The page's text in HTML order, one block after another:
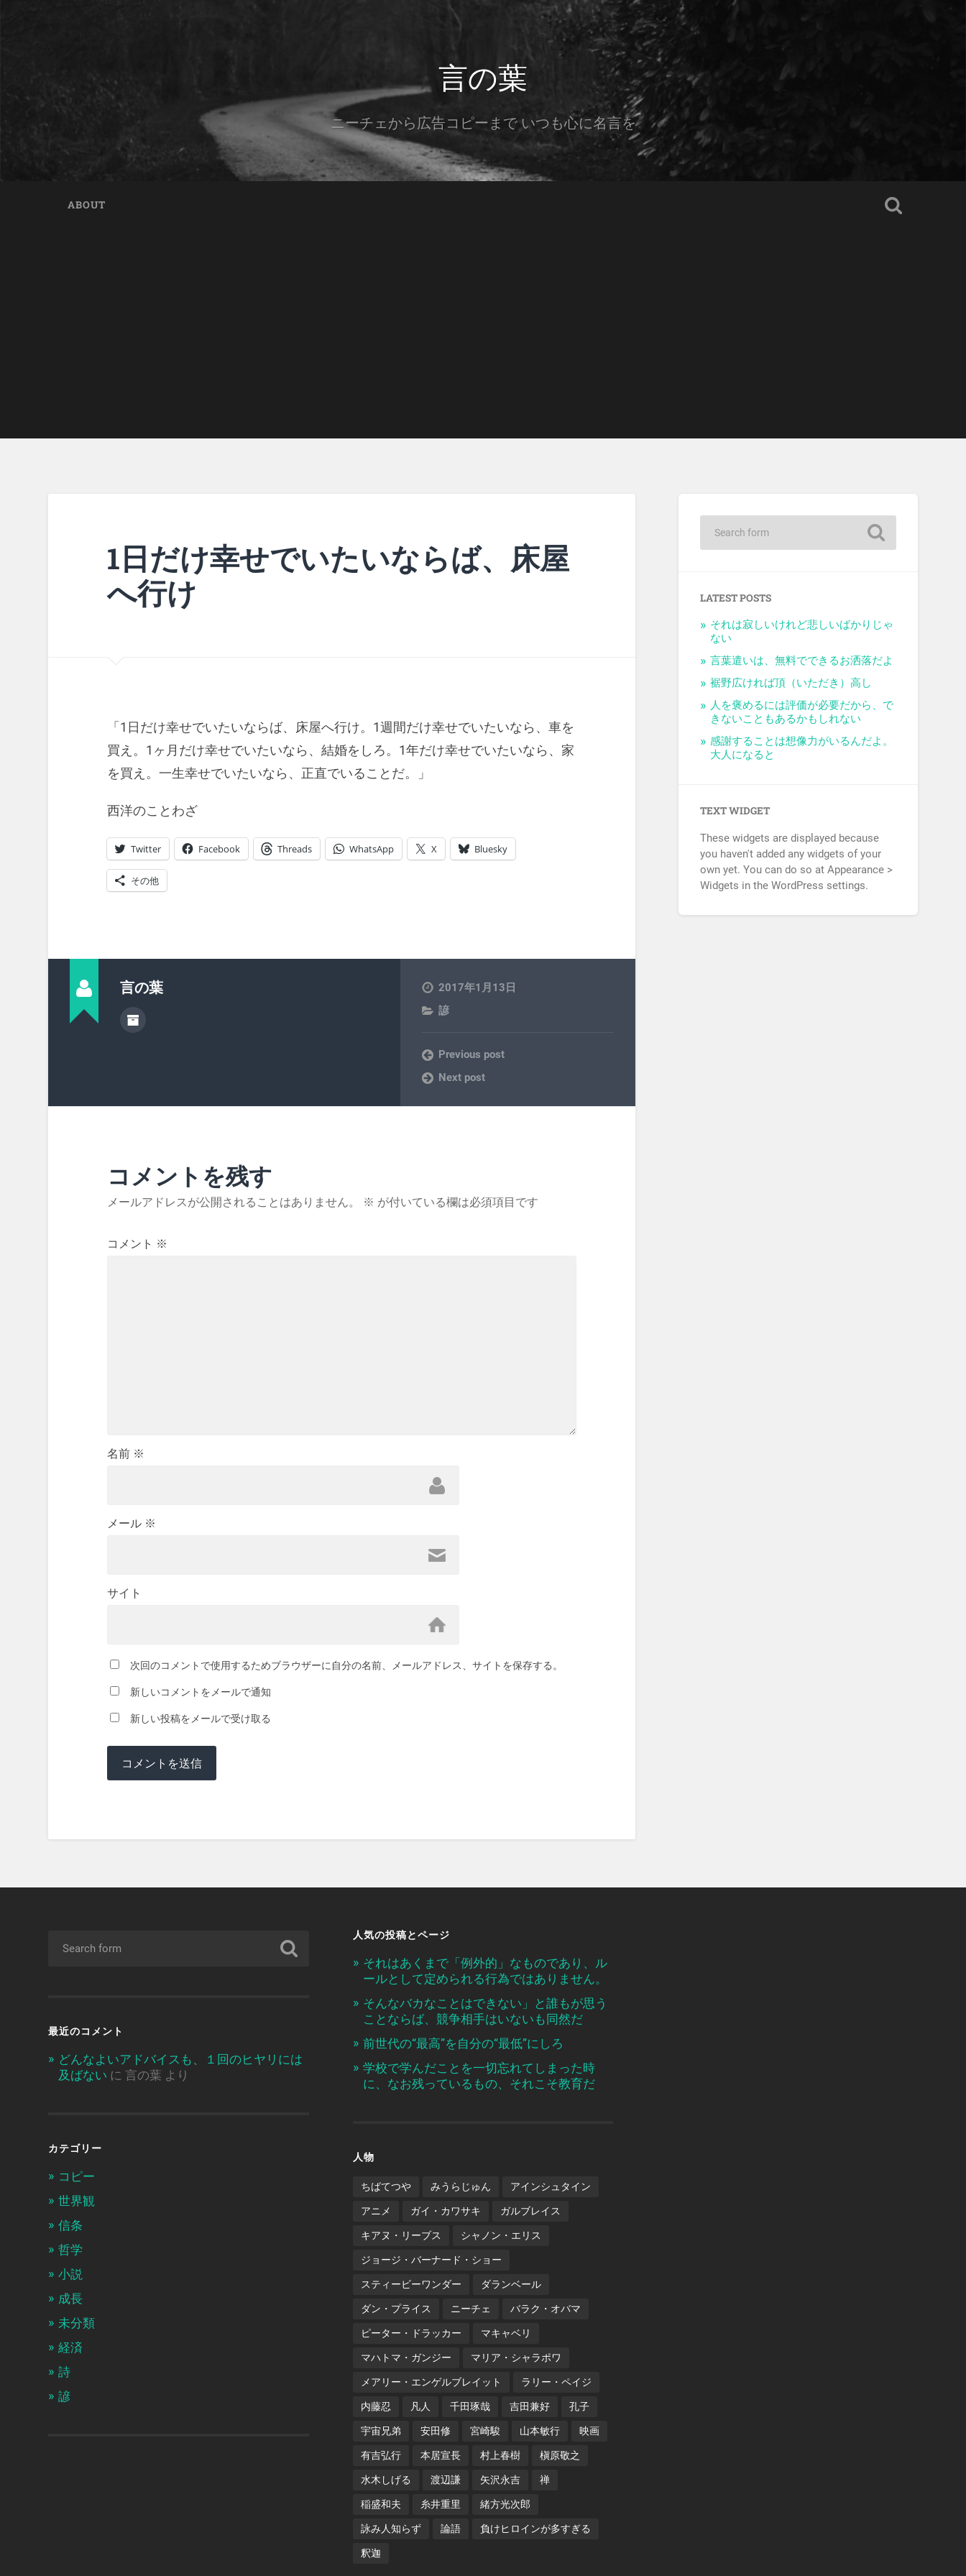
言の葉
ニーチェから広告コピーまで いつも心に名言を
ABOUT
1日だけ幸せでいたいならば、床屋
へ行け
「1日だけ幸せでいたいならば、床屋へ行け。1週間だけ幸せでいたいなら、車を
買え。1ヶ月だけ幸せでいたいなら、結婚をしろ。1年だけ幸せでいたいなら、家
を買え。一生幸せでいたいなら、正直でいることだ。」
西洋のことわざ
Twitter Facebook Threads WhatsApp X Bluesky
その他
言の葉
2017年1月13日
諺
Previous post
Next post
コメントを残す
メールアドレスが公開されることはありません。 ※ が付いている欄は必須項目です
コメント ※
名前 ※
メール ※
サイト
次回のコメントで使用するためブラウザーに自分の名前、メールアドレス、サイトを保存する。
新しいコメントをメールで通知
新しい投稿をメールで受け取る
LATEST POSTS
それは寂しいけれど悲しいばかりじゃ
ない
言葉遣いは、無料でできるお洒落だよ
裾野広ければ頂（いただき）高し
人を褒めるには評価が必要だから、で
きないこともあるかもしれない
感謝することは想像力がいるんだよ。
大人になると
TEXT WIDGET
These widgets are displayed because
you haven't added any widgets of your
own yet. You can do so at Appearance >
Widgets in the WordPress settings.
最近のコメント
どんなよいアドバイスも、１回のヒヤリには
及ばない に言の葉 より
カテゴリー
コピー
世界観
信条
哲学
小説
成長
未分類
経済
詩
諺
人気の投稿とページ
それはあくまで「例外的」なものであり、ル
ールとして定められる行為ではありません。
そんなバカなことはできない」と誰もが思う
ことならば、競争相手はいないも同然だ
前世代の“最高”を自分の“最低”にしろ
学校で学んだことを一切忘れてしまった時
に、なお残っているもの、それこそ教育だ
人物
ちばてつや みうらじゅん アインシュタイン
アニメ ガイ・カワサキ ガルブレイス
キアヌ・リーブス シャノン・エリス
ジョージ・バーナード・ショー
スティービーワンダー ダランベール
ダン・プライス ニーチェ バラク・オバマ
ピーター・ドラッカー マキャベリ
マハトマ・ガンジー マリア・シャラポワ
メアリー・エンゲルブレイット ラリー・ペイジ
内藤忍 凡人 千田琢哉 吉田兼好 孔子
宇宙兄弟 安田修 宮崎駿 山本敏行 映画
有吉弘行 本居宣長 村上春樹 槇原敬之
水木しげる 渡辺謙 矢沢永吉 禅
稲盛和夫 糸井重里 緒方光次郎
詠み人知らず 論語 負けヒロインが多すぎる
釈迦